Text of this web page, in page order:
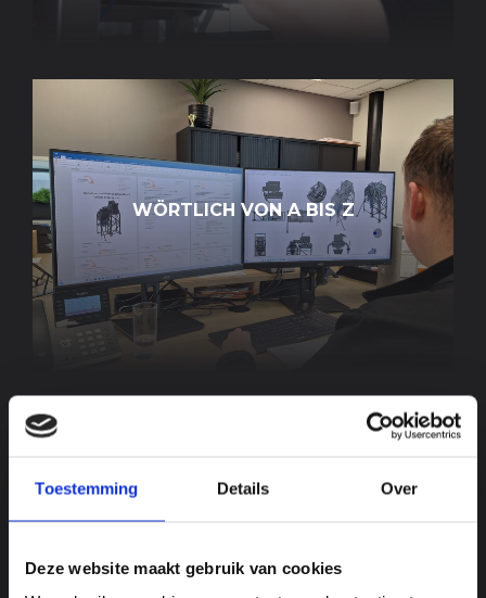
Toestemming Details Over
Deze website maakt gebruik van cookies
WÖRTLICH VON A BIS Z